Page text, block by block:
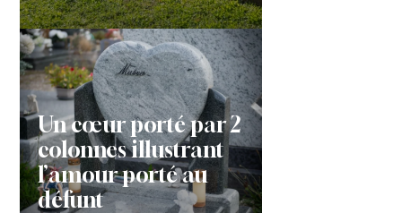
Un cœur porté par 2
colonnes illustrant
l’amour porté au
défunt